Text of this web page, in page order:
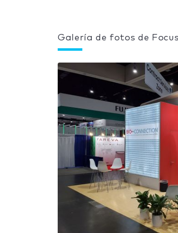
Galería de fotos de